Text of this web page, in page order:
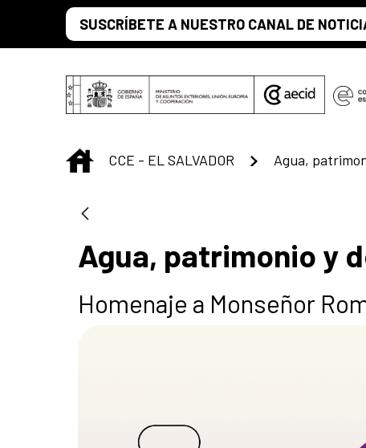
Saltar al contenido principal
SUSCRÍBETE A NUESTRO CANAL DE
INICIO
CCE - EL SALVADOR Agua,
Agua, patrimonio y
Homenaje a Monseñor